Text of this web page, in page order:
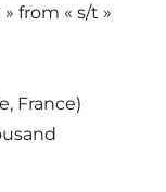
» from « s/t »
France)